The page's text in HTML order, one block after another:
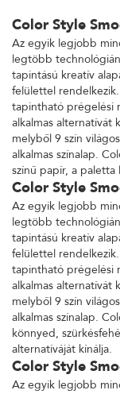
Color Style
Az egyik legjobb
legtöbb
tapintású kreatív
felülettel
tapintható prégelési
alkalmas alternatívát
melyből 9 szín
alkalmas színalap.
színű papír, a
Color Style
Az egyik legjobb
legtöbb
tapintású kreatív
felülettel
tapintható prégelési
alkalmas alternatívát
melyből 9 szín
alkalmas színalap.
könnyed,
alternatíváját kínálja.
Color Style
Az egyik legjobb